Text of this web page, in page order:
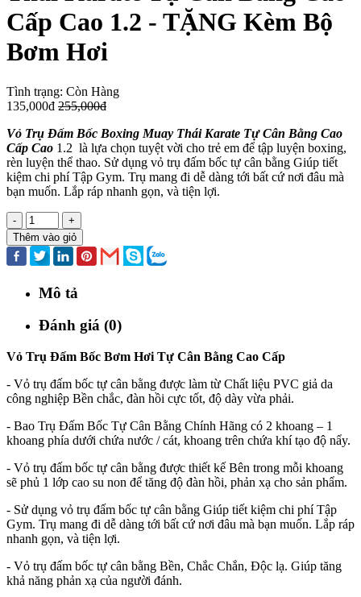
Cấp Cao 1.2 - TẶNG Kèm Bộ
Bơm Hơi
Tình trạng: Còn Hàng
135,000đ 255,000đ
Vỏ Trụ Đấm Bốc Boxing Muay Thái Karate Tự Cân Bằng Cao
Cấp Cao 1.2 là lựa chọn tuyệt vời cho trẻ em để tập luyện boxing,
rèn luyện thể thao. Sử dụng vỏ trụ đấm bốc tự cân bằng Giúp tiết
kiệm chi phí Tập Gym. Trụ mang đi dễ dàng tới bất cứ nơi đâu mà
bạn muốn. Lắp ráp nhanh gọn, và tiện lợi.
-
+
Thêm vào giỏ
Mô tả
Đánh giá (0)
Vỏ Trụ Đấm Bốc Bơm Hơi Tự Cân Bằng Cao Cấp
- Vỏ trụ đấm bốc tự cân bằng được làm từ Chất liệu PVC giả da
công nghiệp Bền chắc, đàn hồi cực tốt, độ dày vừa phải.
- Bao Trụ Đấm Bốc Tự Cân Bằng Chính Hãng có 2 khoang – 1
khoang phía dưới chứa nước / cát, khoang trên chứa khí tạo độ nẩy.
- Vỏ trụ đấm bốc tự cân bằng được thiết kế Bên trong mỗi khoang
sẽ phủ 1 lớp cao su non để tăng độ đàn hồi, phản xạ cho sản phẩm.
- Sử dụng vỏ trụ đấm bốc tự cân bằng Giúp tiết kiệm chi phí Tập
Gym. Trụ mang đi dễ dàng tới bất cứ nơi đâu mà bạn muốn. Lắp ráp
nhanh gọn, và tiện lợi.
- Vỏ trụ đấm bốc tự cân bằng Bền, Chắc Chắn, Độc lạ. Giúp tăng
khả năng phản xạ của người đánh.